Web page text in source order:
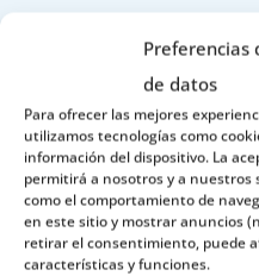
Preferencias
de datos
Para ofrecer las mejores
utilizamos tecnologías como
información del dispositivo. La
permitirá a nosotros y a nuestros
como el comportamiento de
en este sitio y mostrar anuncios
retirar el consentimiento, puede
características y funciones.
Itinerario
Día 1 | Aeropuerto de
Día 2 | Tromsø